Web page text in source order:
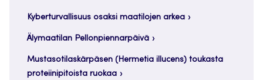
Kyberturvallisuus osaksi maatilojen arkea
Älymaatilan Pellonpiennarpäivä
Mustasotilaskärpäsen (Hermetia illucens) toukasta
proteiinipitoista ruokaa